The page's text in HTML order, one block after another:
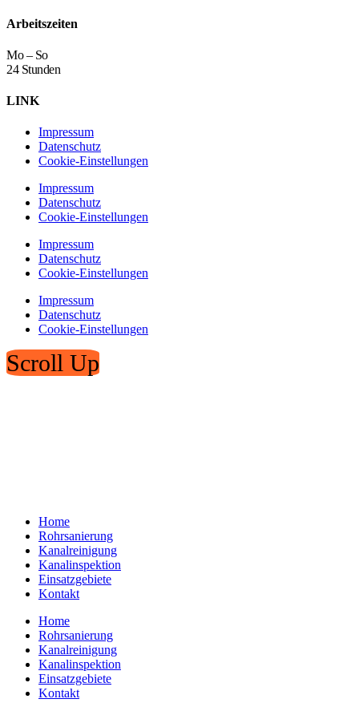
Arbeitszeiten
Mo – So
24 Stunden
LINK
Impressum
Datenschutz
Cookie-Einstellungen
Impressum
Datenschutz
Cookie-Einstellungen
Impressum
Datenschutz
Cookie-Einstellungen
Impressum
Datenschutz
Cookie-Einstellungen
Scroll Up
Home
Rohrsanierung
Kanalreinigung
Kanalinspektion
Einsatzgebiete
Kontakt
Home
Rohrsanierung
Kanalreinigung
Kanalinspektion
Einsatzgebiete
Kontakt